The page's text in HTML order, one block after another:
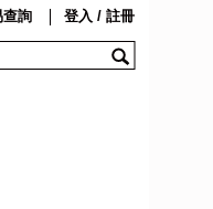
查詢 登入 / 註冊